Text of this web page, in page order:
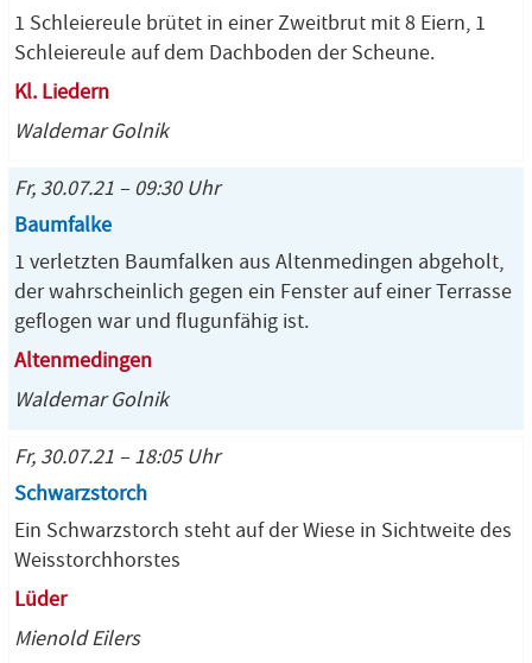
1 Schleiereule brütet in einer Zweitbrut mit 8 Eiern, 1
Schleiereule auf dem Dachboden der Scheune.
Kl. Liedern
Waldemar Golnik
Fr, 30.07.21 – 09:30 Uhr
Baumfalke
1 verletzten Baumfalken aus Altenmedingen abgeholt,
der wahrscheinlich gegen ein Fenster auf einer Terrasse
geflogen war und flugunfähig ist.
Altenmedingen
Waldemar Golnik
Fr, 30.07.21 – 18:05 Uhr
Schwarzstorch
Ein Schwarzstorch steht auf der Wiese in Sichtweite des
Weisstorchhorstes
Lüder
Mienold Eilers